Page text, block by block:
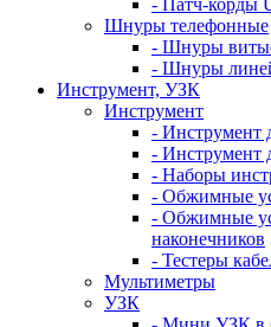
- Патч-корды
Шнуры телефонные
- Шнуры
- Шнуры
Инструмент, УЗК
Инструмент
- Инструмент
- Инструмент
- Наборы
- Обжимные
- Обжимные
наконечников
- Тестеры
Мультиметры
УЗК